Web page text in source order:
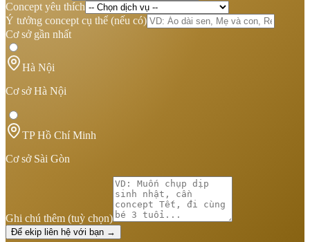
Concept yêu thích
Ý tưởng concept cụ thể (nếu có)
Cơ sở gần nhất
Hà Nội
Cơ sở Hà Nội
TP Hồ Chí Minh
Cơ sở Sài Gòn
Ghi chú thêm (tuỳ chọn)
Để ekip liên hệ với bạn →